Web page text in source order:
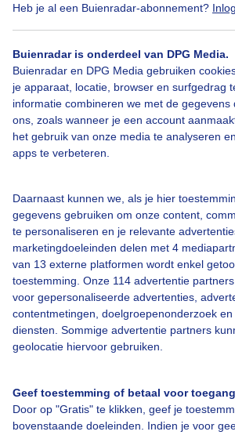
Heb je al een Buienradar-abonnement?
Buienradar is onderdeel van DPG Media.
Buienradar en DPG Media gebruiken
je apparaat, locatie, browser en surfgedrag
informatie combineren we met de gegevens
ons, zoals wanneer je een account
het gebruik van onze media te analyseren
apps te verbeteren.
Daarnaast kunnen we, als je hier
gegevens gebruiken om onze content,
te personaliseren en je relevante
marketingdoeleinden delen met 4
van 13 externe platformen wordt enkel
toestemming. Onze 114 advertentie
voor gepersonaliseerde advertenties,
contentmetingen, doelgroepenonderzoek
diensten. Sommige advertentie partners
geolocatie hiervoor gebruiken.
Geef toestemming of betaal voor toegang
Door op "Gratis" te klikken, geef je
bovenstaande doeleinden. Indien je voor
Nieuwjaarsduik
Bekijk slideshow
Over Buienradar
Bedrijfsgegevens
Contact
Toegankelijkheid